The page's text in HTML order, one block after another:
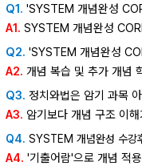
Q1. 'SYSTEM 개념완성
A1. SYSTEM 개념완성
Q2. 'SYSTEM 개념완성
A2. 개념 복습 및 추가 개념
Q3. 정치와법은 암기 과목
A3. 암기보다 개념 구조 이
Q4. SYSTEM 개념완성 수강
A4. '기출어람'으로 개념 적